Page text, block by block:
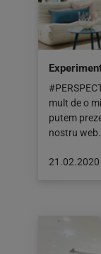
mult de o
putem
nostru
Articol
21.02.2020